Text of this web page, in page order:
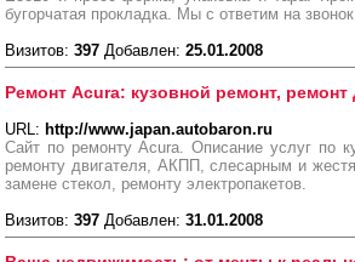
бугорчатая прокладка. Мы с ответим на звонок
Визитов: 397 Добавлен: 25.01.2008
Ремонт Acura: кузовной ремонт,
URL: http://www.japan.autobaron.ru
Сайт по ремонту Acura. Описание услуг по
ремонту двигателя, АКПП, слесарным и
замене стекол, ремонту электропакетов.
Визитов: 397 Добавлен: 31.01.2008